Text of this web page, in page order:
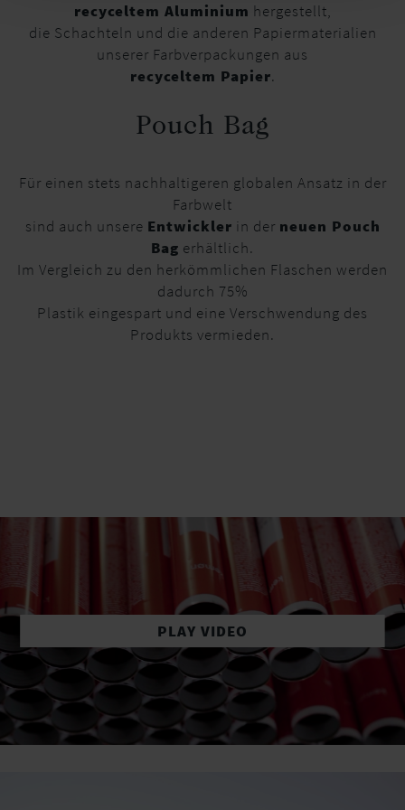
recyceltem Aluminium hergestellt,
die Schachteln und die anderen Papiermaterialien
unserer Farbverpackungen aus
recyceltem Papier.
Pouch Bag
Für einen stets nachhaltigeren globalen Ansatz in der
Farbwelt
sind auch unsere Entwickler in der neuen Pouch
Bag erhältlich.
Im Vergleich zu den herkömmlichen Flaschen werden
dadurch 75%
Plastik eingespart und eine Verschwendung des
Produkts vermieden.
PLAY VIDEO